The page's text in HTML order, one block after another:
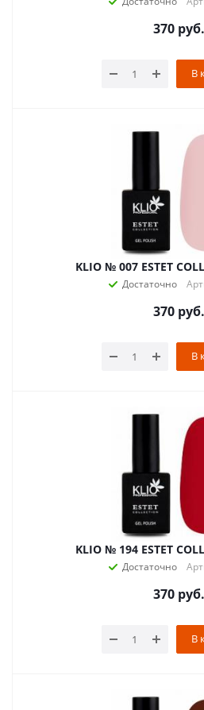
370руб.
В
KLIO № 007 ESTET
Достаточно
370руб.
В
KLIO № 194 ESTET
Достаточно
370руб.
В